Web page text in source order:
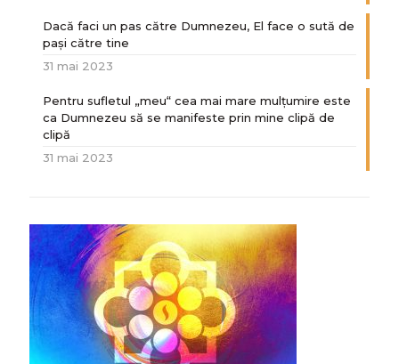
Dacă faci un pas către Dumnezeu, El face o sută de
paşi către tine
31 mai 2023
Pentru sufletul „meu“ cea mai mare mulțumire este
ca Dumnezeu să se manifeste prin mine clipă de
clipă
31 mai 2023